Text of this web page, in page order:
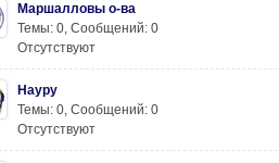
Маршалловы о-ва
Темы: 0, Сообщений: 0
Отсутствуют
Науру
Темы: 0, Сообщений: 0
Отсутствуют